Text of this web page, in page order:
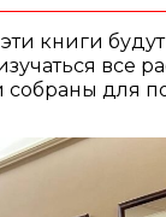
книги
все
собраны для